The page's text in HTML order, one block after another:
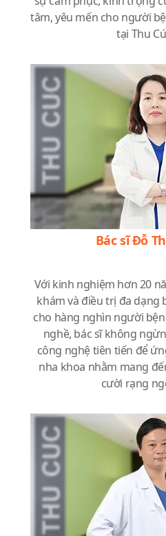
tâm, yêu mến cho người
tại Thu
Bác sĩ Đỗ
Với kinh nghiệm hơn 20
khám và điều trị đa dạng
cho hàng nghìn người
nghề, bác sĩ không
công nghệ tiên tiến để
nha khoa nhằm mang
cười rạng